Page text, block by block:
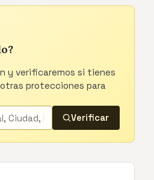
y verificaremos si tienes
protecciones para
Verificar